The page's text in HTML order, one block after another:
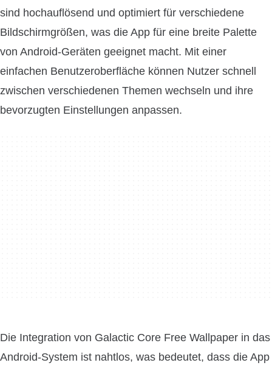
sind hochauflösend und optimiert für verschiedene
Bildschirmgrößen, was die App für eine breite Palette
von Android-Geräten geeignet macht. Mit einer
einfachen Benutzeroberfläche können Nutzer schnell
zwischen verschiedenen Themen wechseln und ihre
bevorzugten Einstellungen anpassen.
Die Integration von Galactic Core Free Wallpaper in das
Android-System ist nahtlos, was bedeutet, dass die App